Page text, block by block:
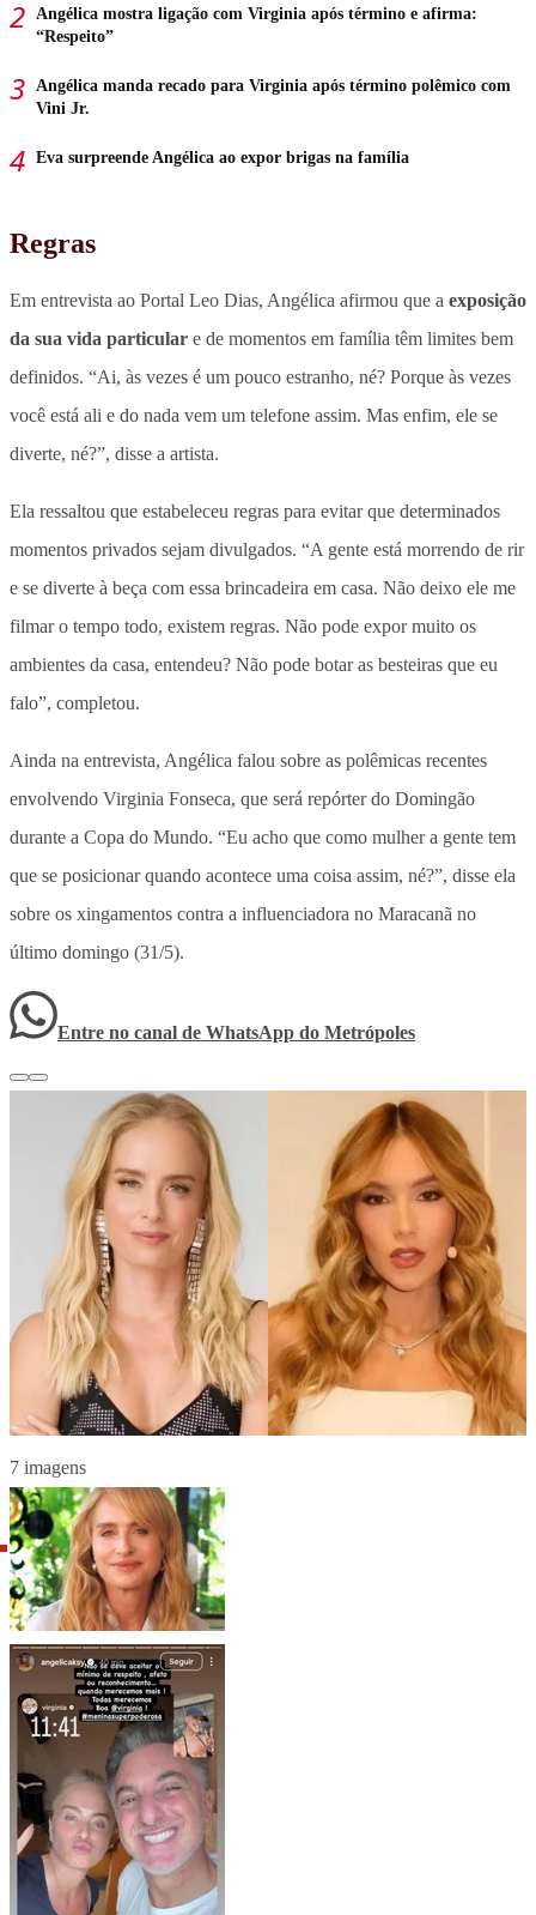
Angélica mostra ligação com Virginia após término e afirma:
“Respeito”
Angélica manda recado para Virginia após término polêmico com
Vini Jr.
Eva surpreende Angélica ao expor brigas na família
Regras
Em entrevista ao Portal Leo Dias, Angélica afirmou que a exposição
da sua vida particular e de momentos em família têm limites bem
definidos. “Ai, às vezes é um pouco estranho, né? Porque às vezes
você está ali e do nada vem um telefone assim. Mas enfim, ele se
diverte, né?”, disse a artista.
Ela ressaltou que estabeleceu regras para evitar que determinados
momentos privados sejam divulgados. “A gente está morrendo de rir
e se diverte à beça com essa brincadeira em casa. Não deixo ele me
filmar o tempo todo, existem regras. Não pode expor muito os
ambientes da casa, entendeu? Não pode botar as besteiras que eu
falo”, completou.
Ainda na entrevista, Angélica falou sobre as polêmicas recentes
envolvendo Virginia Fonseca, que será repórter do Domingão
durante a Copa do Mundo. “Eu acho que como mulher a gente tem
que se posicionar quando acontece uma coisa assim, né?”, disse ela
sobre os xingamentos contra a influenciadora no Maracanã no
último domingo (31/5).
Entre no canal de WhatsApp do Metrópoles
7 imagens